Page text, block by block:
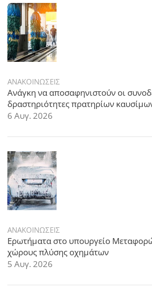
ΑΝΑΚΟΙΝΩΣΕΙΣ
Ανάγκη να αποσαφηνιστούν οι
δραστηριότητες πρατηρίων
6 Αυγ. 2026
ΑΝΑΚΟΙΝΩΣΕΙΣ
Ερωτήματα στο υπουργείο
χώρους πλύσης οχημάτων
5 Αυγ. 2026